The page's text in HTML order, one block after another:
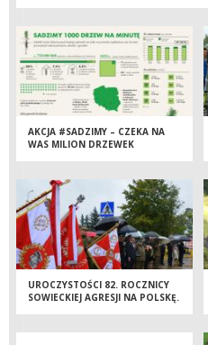
AKCJA #SADZIMY – CZEKA NA
WAS MILION DRZEWEK
UROCZYSTOŚCI 82. ROCZNICY
SOWIECKIEJ AGRESJI NA POLSKĘ.